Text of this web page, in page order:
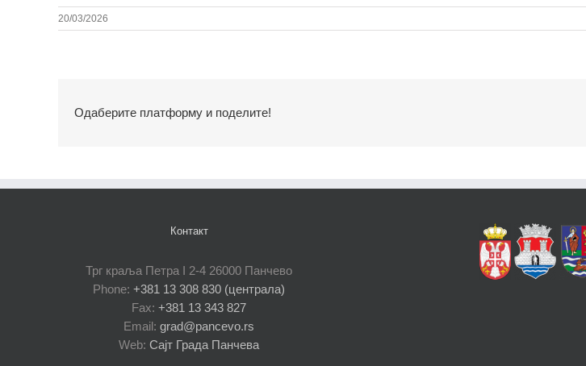
20/03/2026
Одаберите платформу и поделите!
Контакт
Трг краља Петра I 2-4 26000 Панчево
Phone: +381 13 308 830 (централа)
Fax: +381 13 343 827
Email: grad@pancevo.rs
Web: Сајт Града Панчева